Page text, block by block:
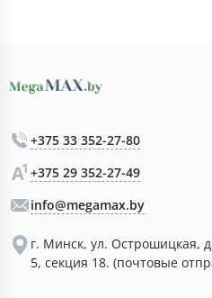
+375 33 352-27-80
+375 29 352-27-49
info@megamax.by
г. Минск, ул. Острошицкая,
5, секция 18. (почтовые